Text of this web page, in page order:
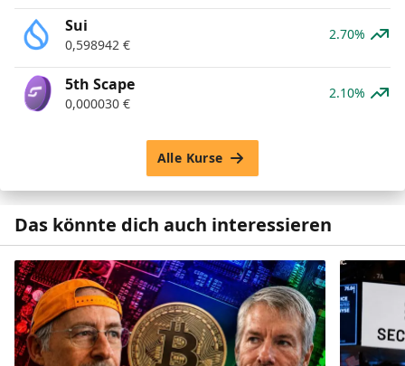
Sui
0,598942 €
2.70%
5th Scape
0,000030 €
2.10%
Alle Kurse
Das könnte dich auch interessieren